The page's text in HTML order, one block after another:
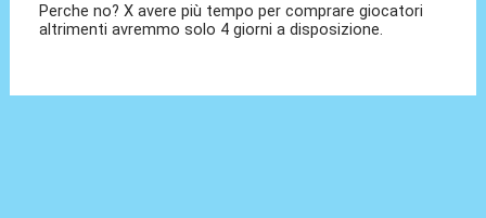
Perche no? X avere più tempo per comprare giocatori
altrimenti avremmo solo 4 giorni a disposizione.